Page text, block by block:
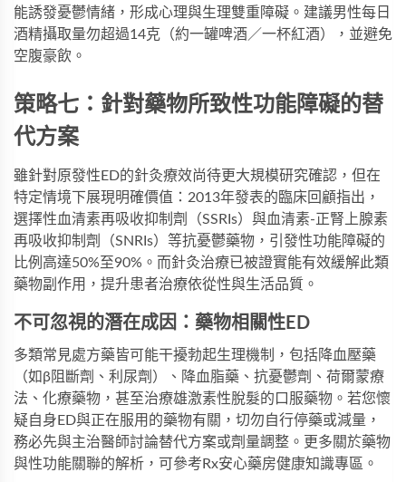
能誘發憂鬱情緒，形成心理與生理雙重障礙。建議男性每日
酒精攝取量勿超過14克（約一罐啤酒／一杯紅酒），並避免
空腹豪飲。
策略七：針對藥物所致性功能障礙的替
代方案
雖針對原發性ED的針灸療效尚待更大規模研究確認，但在
特定情境下展現明確價值：2013年發表的臨床回顧指出，
選擇性血清素再吸收抑制劑（SSRIs）與血清素-正腎上腺素
再吸收抑制劑（SNRIs）等抗憂鬱藥物，引發性功能障礙的
比例高達50%至90%。而針灸治療已被證實能有效緩解此類
藥物副作用，提升患者治療依從性與生活品質。
不可忽視的潛在成因：藥物相關性ED
多類常見處方藥皆可能干擾勃起生理機制，包括降血壓藥
（如β阻斷劑、利尿劑）、降血脂藥、抗憂鬱劑、荷爾蒙療
法、化療藥物，甚至治療雄激素性脫髮的口服藥物。若您懷
疑自身ED與正在服用的藥物有關，切勿自行停藥或減量，
務必先與主治醫師討論替代方案或劑量調整。更多關於藥物
與性功能關聯的解析，可參考 Rx安心藥房健康知識專區。